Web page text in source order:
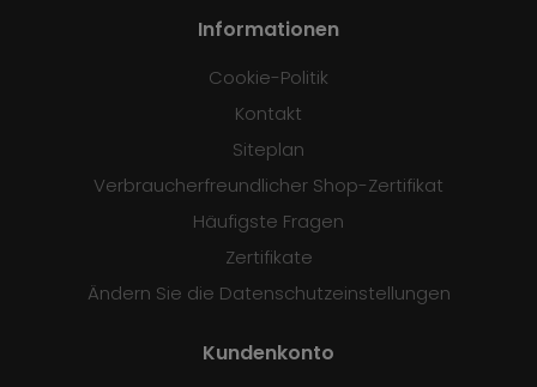
Informationen
Cookie-Politik
Kontakt
Siteplan
Verbraucherfreundlicher Shop-Zertifikat
Häufigste Fragen
Zertifikate
Ändern Sie die Datenschutzeinstellungen
Kundenkonto